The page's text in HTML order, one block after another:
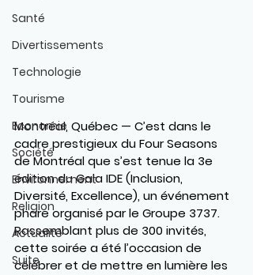
Santé
Divertissements
Technologie
Tourisme
Economie
Société
Environnement
Religion
Actualité
Suite
Montréal, Québec — C’est dans le
cadre prestigieux du Four Seasons
de Montréal que s’est tenue la 3e
édition du Gala IDE (Inclusion,
Diversité, Excellence), un événement
phare organisé par le Groupe 3737.
Rassemblant plus de 300 invités,
cette soirée a été l’occasion de
célébrer et de mettre en lumière les